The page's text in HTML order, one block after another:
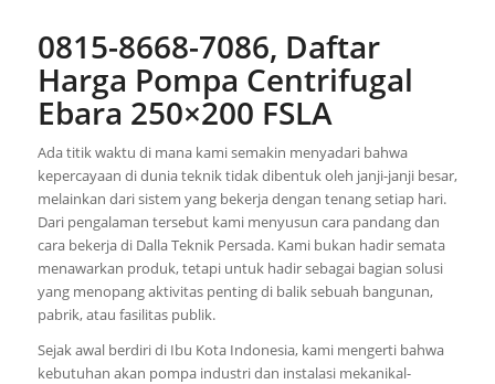
0815-8668-7086, Daftar
Harga Pompa Centrifugal
Ebara 250×200 FSLA
Ada titik waktu di mana kami semakin menyadari bahwa
kepercayaan di dunia teknik tidak dibentuk oleh janji-janji besar,
melainkan dari sistem yang bekerja dengan tenang setiap hari.
Dari pengalaman tersebut kami menyusun cara pandang dan
cara bekerja di Dalla Teknik Persada. Kami bukan hadir semata
menawarkan produk, tetapi untuk hadir sebagai bagian solusi
yang menopang aktivitas penting di balik sebuah bangunan,
pabrik, atau fasilitas publik.
Sejak awal berdiri di Ibu Kota Indonesia, kami mengerti bahwa
kebutuhan akan pompa industri dan instalasi mekanikal-